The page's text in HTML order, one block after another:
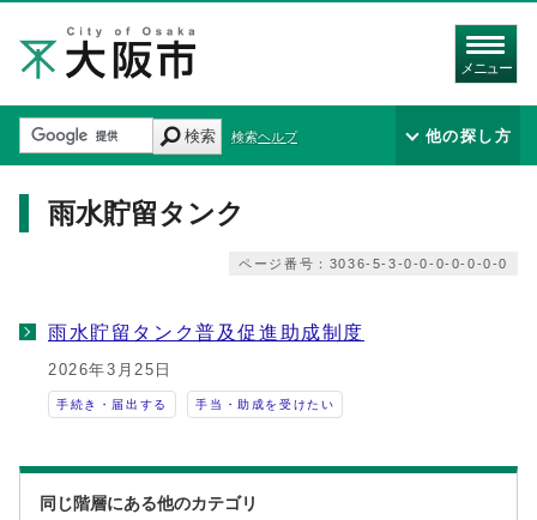
メニュー
検索 検索ヘルプ 他の探し方
雨水貯留タンク
ページ番号：3036-5-3-0-0-0-0-0-0-0
雨水貯留タンク普及促進助成制度
2026年3月25日
手続き・届出する 手当・助成を受けたい
同じ階層にある他のカテゴリ